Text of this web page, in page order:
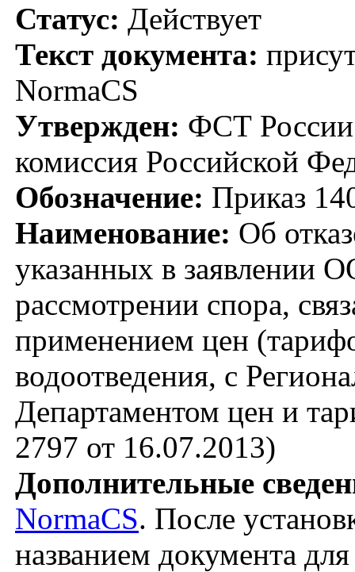
Статус: Действует
Текст документа:
NormaCS
Утвержден: ФСТ России;
комиссия Российской
Обозначение: Приказ
Наименование: Об
указанных в заявлении
рассмотрении спора,
применением цен
водоотведения, с
Департаментом цен и
2797 от 16.07.2013)
Дополнительные
NormaCS. После
названием документа